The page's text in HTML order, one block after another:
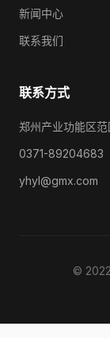
新闻中心
联系我们
联系方式
郑州产业功能区
0371-89204683
yhyl@gmx.com
©